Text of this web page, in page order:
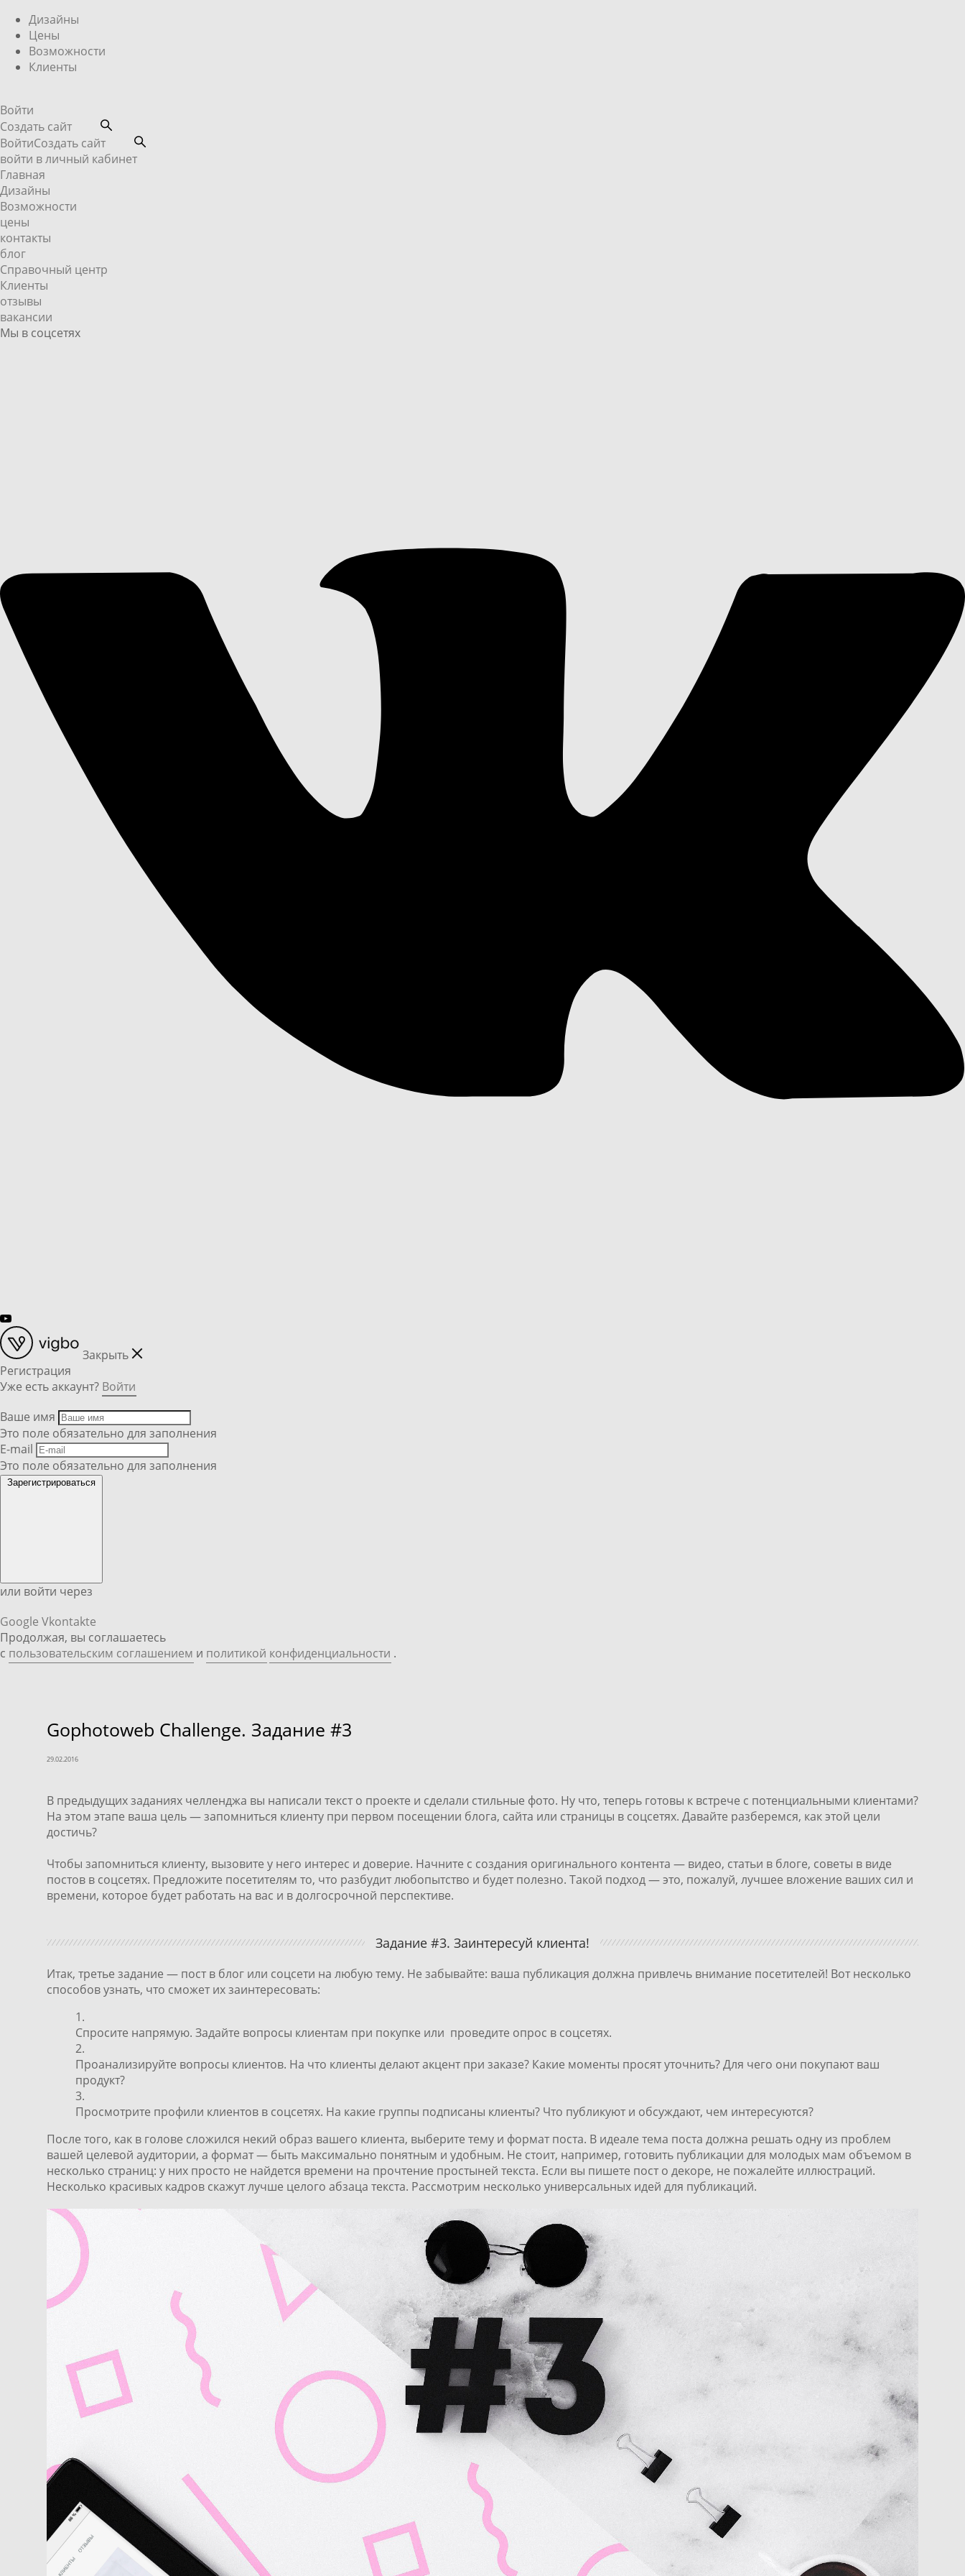
Дизайны
Цены
Возможности
Клиенты
Войти
Создать сайт
ВойтиСоздать сайт
войти в личный кабинет
Главная
Дизайны
Возможности
цены
контакты
блог
Справочный центр
Клиенты
отзывы
вакансии
Мы в соцсетях
Закрыть
Регистрация
Уже есть аккаунт? Войти
Ваше имя
Это поле обязательно для заполнения
E-mail
Это поле обязательно для заполнения
Зарегистрироваться
или войти через
Google Vkontakte
Продолжая, вы соглашаетесь
с пользовательским соглашением и политикой конфиденциальности .
Gophotoweb Challenge. Задание #3
29.02.2016
В предыдущих заданиях челленджа вы написали текст о проекте и сделали стильные фото. Ну что, теперь готовы к встрече с потенциальными клиентами?
На этом этапе ваша цель — запомниться клиенту при первом посещении блога, сайта или страницы в соцсетях. Давайте разберемся, как этой цели
достичь?
Чтобы запомниться клиенту, вызовите у него интерес и доверие. Начните с создания оригинального контента — видео, статьи в блоге, советы в виде
постов в соцсетях. Предложите посетителям то, что разбудит любопытство и будет полезно. Такой подход — это, пожалуй, лучшее вложение ваших сил и
времени, которое будет работать на вас и в долгосрочной перспективе.
Задание #3. Заинтересуй клиента!
Итак, третье задание — пост в блог или соцсети на любую тему. Не забывайте: ваша публикация должна привлечь внимание посетителей! Вот несколько
способов узнать, что сможет их заинтересовать:
Спросите напрямую. Задайте вопросы клиентам при покупке или проведите опрос в соцсетях.
Проанализируйте вопросы клиентов. На что клиенты делают акцент при заказе? Какие моменты просят уточнить? Для чего они покупают ваш
продукт?
Просмотрите профили клиентов в соцсетях. На какие группы подписаны клиенты? Что публикуют и обсуждают, чем интересуются?
После того, как в голове сложился некий образ вашего клиента, выберите тему и формат поста. В идеале тема поста должна решать одну из проблем
вашей целевой аудитории, а формат — быть максимально понятным и удобным. Не стоит, например, готовить публикации для молодых мам объемом в
несколько страниц: у них просто не найдется времени на прочтение простыней текста. Если вы пишете пост о декоре, не пожалейте иллюстраций.
Несколько красивых кадров скажут лучше целого абзаца текста. Рассмотрим несколько универсальных идей для публикаций.